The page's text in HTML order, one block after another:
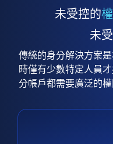
未受控的
未
傳統的身分解決方案
時僅有少數特定人員
分帳戶都需要廣泛的